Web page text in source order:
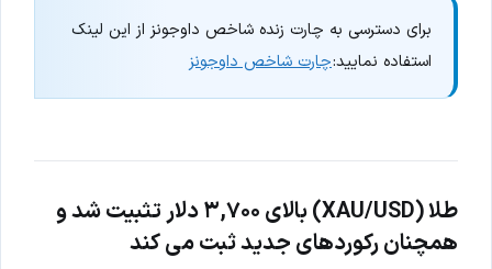
برای دسترسی به چارت زنده شاخص داوجونز از این لینک
استفاده نمایید:چارت شاخص داوجونز
طلا (XAU/USD) بالای ۳,۷۰۰ دلار تثبیت شد و
همچنان رکوردهای جدید ثبت می کند